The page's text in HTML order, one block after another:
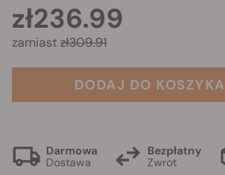
zł236.99
zamiastzł309.91
DODAJ DO KOSZYKA
Darmowa
Dostawa
Bezpłatny
Zwrot